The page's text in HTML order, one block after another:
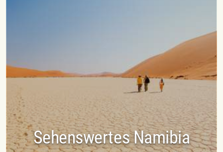
Sehenswertes Namibia